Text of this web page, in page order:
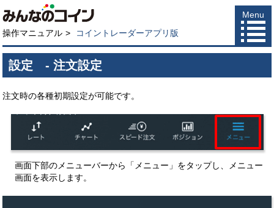
操作マニュアル コイントレーダーアプリ版
Menu
設定 - 注文設定
注文時の各種初期設定が可能です。
画面下部のメニューバーから「メニュー」をタップし、メニュー
画面を表示します。